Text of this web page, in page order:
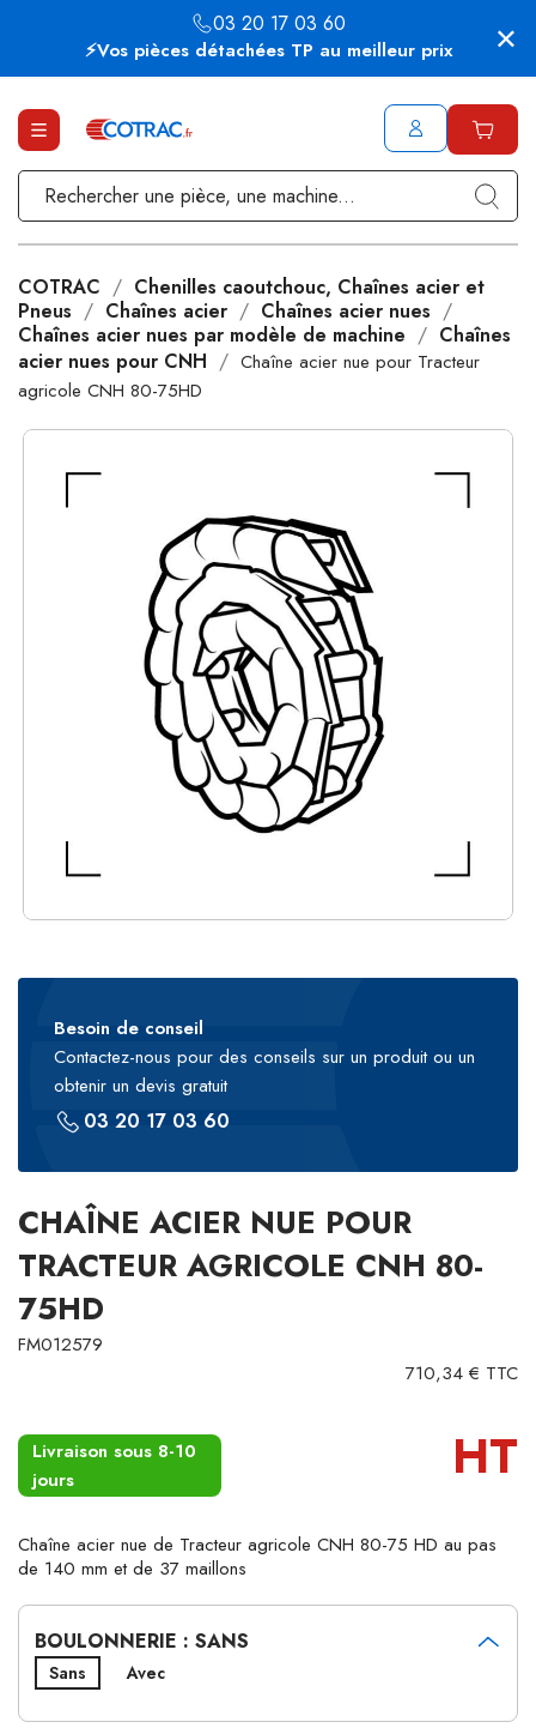
⚡Vos pièces détachées TP au meilleur prix
03 20 17 03 60
COTRAC
Chenilles caoutchouc, Chaînes acier et
Pneus
Chaînes acier
Chaînes acier nues
Chaînes acier nues par modèle de machine
Chaînes
acier nues pour CNH
Chaîne acier nue pour Tracteur
agricole CNH 80-75HD
Besoin de conseil
Contactez-nous pour des conseils sur un produit ou un
obtenir un devis gratuit
03 20 17 03 60
CHAÎNE ACIER NUE POUR
TRACTEUR AGRICOLE CNH 80-
75HD
FM012579
710,34 € TTC
Livraison sous 8-10
jours
HT
Chaîne acier nue de Tracteur agricole CNH 80-75 HD au pas
de 140 mm et de 37 maillons
BOULONNERIE : SANS
Sans Avec